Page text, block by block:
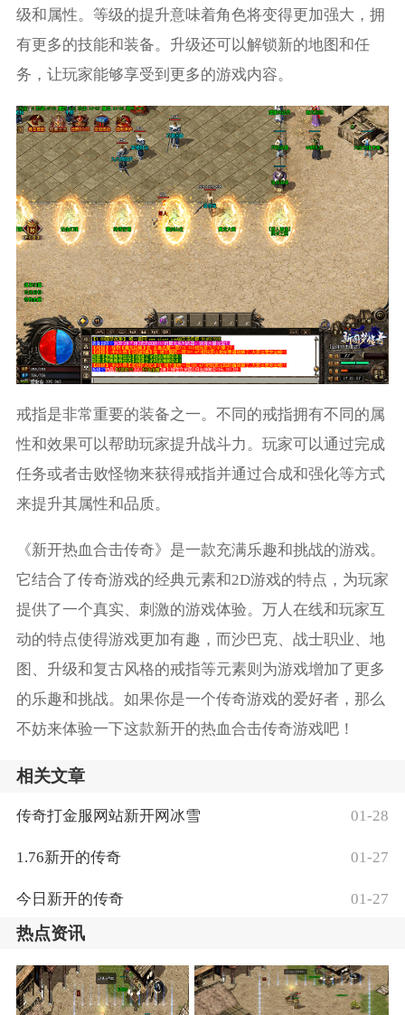
级和属性。等级的提升意味着角色将变得更加强大，拥
有更多的技能和装备。升级还可以解锁新的地图和任
务，让玩家能够享受到更多的游戏内容。
戒指是非常重要的装备之一。不同的戒指拥有不同的属
性和效果可以帮助玩家提升战斗力。玩家可以通过完成
任务或者击败怪物来获得戒指并通过合成和强化等方式
来提升其属性和品质。
《新开热血合击传奇》是一款充满乐趣和挑战的游戏。
它结合了传奇游戏的经典元素和2D游戏的特点，为玩家
提供了一个真实、刺激的游戏体验。万人在线和玩家互
动的特点使得游戏更加有趣，而沙巴克、战士职业、地
图、升级和复古风格的戒指等元素则为游戏增加了更多
的乐趣和挑战。如果你是一个传奇游戏的爱好者，那么
不妨来体验一下这款新开的热血合击传奇游戏吧！
相关文章
传奇打金服网站新开网冰雪 01-28
1.76新开的传奇 01-27
今日新开的传奇 01-27
热点资讯